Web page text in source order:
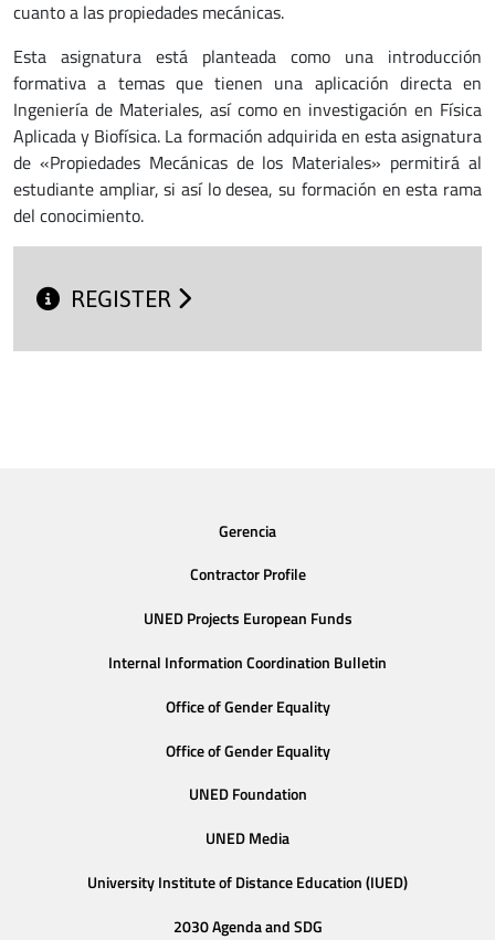
cuanto a las propiedades mecánicas.
Esta asignatura está planteada como una introducción
formativa a temas que tienen una aplicación directa en
Ingeniería de Materiales, así como en investigación en Física
Aplicada y Biofísica. La formación adquirida en esta asignatura
de «Propiedades Mecánicas de los Materiales» permitirá al
estudiante ampliar, si así lo desea, su formación en esta rama
del conocimiento.
REGISTER
Gerencia
Contractor Profile
UNED Projects European Funds
Internal Information Coordination Bulletin
Office of Gender Equality
Office of Gender Equality
UNED Foundation
UNED Media
University Institute of Distance Education (IUED)
2030 Agenda and SDG